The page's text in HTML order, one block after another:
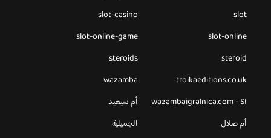
slot
slot-casino
slot-online
slot-online-game
steroid
steroids
troikaeditions.co.uk
wazamba
wazambaigralnica.com - SI
أم سيعيد
أم صلال
الجميلية